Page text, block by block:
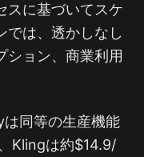
スに基づいてスケ
では、透かしなし
ション、商業利用
同等の生産機能
Klingは約$14.9/